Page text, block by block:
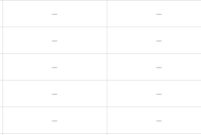
－ －
－ －
－ －
－ －
－ －